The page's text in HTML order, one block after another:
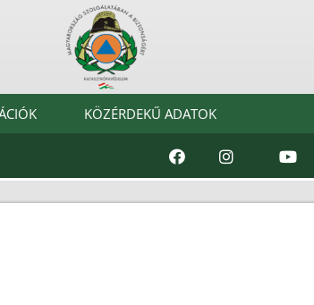
KÖZÉRDEKŰ ADATOK